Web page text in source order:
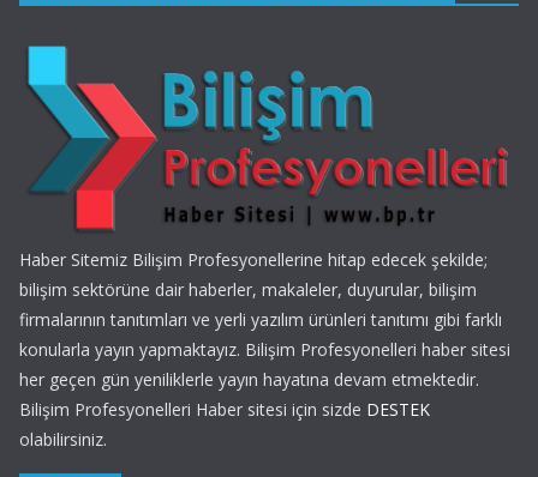
Haber Sitemiz Bilişim Profesyonellerine hitap edecek şekilde;
bilişim sektörüne dair haberler, makaleler, duyurular, bilişim
firmalarının tanıtımları ve yerli yazılım ürünleri tanıtımı gibi farklı
konularla yayın yapmaktayız. Bilişim Profesyonelleri haber sitesi
her geçen gün yeniliklerle yayın hayatına devam etmektedir.
Bilişim Profesyonelleri Haber sitesi için sizde DESTEK
olabilirsiniz.